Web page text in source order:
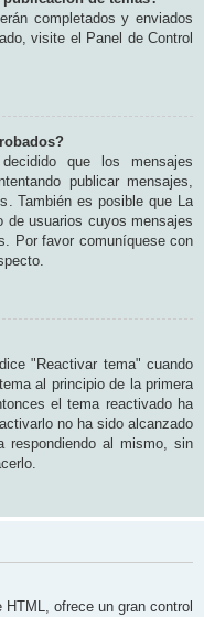
completados y enviados
visite el Panel de Control
que los mensajes
publicar mensajes,
También es posible que La
de usuarios cuyos mensajes
Por favor comuníquese con
"Reactivar tema" cuando
al principio de la primera
el tema reactivado ha
no ha sido alcanzado
respondiendo al mismo, sin
ofrece un gran control